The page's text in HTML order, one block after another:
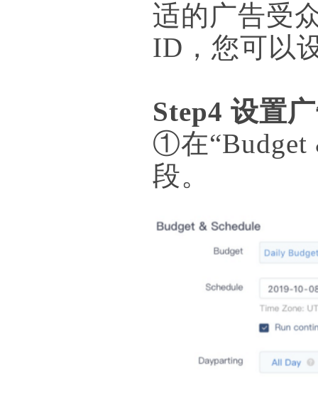
适的广告受
ID，您可以
Step4 设置
①在“Budget
段。